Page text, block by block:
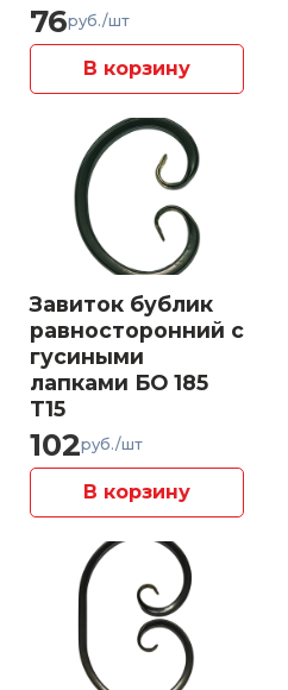
76руб./шт
В корзину
Завиток бублик
равносторонний с
гусиными
лапками БО 185
Т15
102руб./шт
В корзину